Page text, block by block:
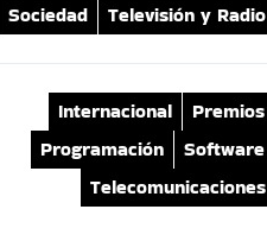
Sociedad
Televisión y Radio
Internacional
Premios
Programación
Software
Telecomunicaciones